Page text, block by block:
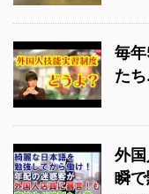
毎
た
外
瞬